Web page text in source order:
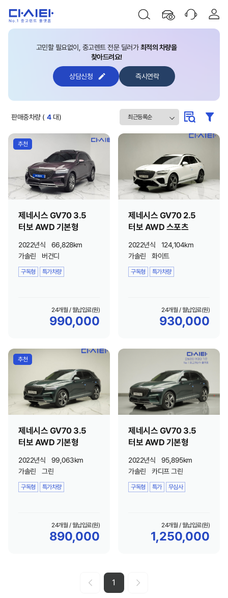
고민할 필요없이, 중고렌트 전문 딜러가최적의 차량을
찾아드려요!
상담신청 즉시연락
판매중차량 ( 4 대)
제네시스 GV70 3.5
터보 AWD 기본형
2022년식
66,828km
가솔린
버건디
추천
구독형 특가차량
24개월 / 월납입료(원)
990,000
제네시스 GV70 2.5
터보 AWD 스포츠
2022년식
124,104km
가솔린
화이트
구독형 특가차량
24개월 / 월납입료(원)
930,000
제네시스 GV70 3.5
터보 AWD 기본형
2022년식
99,063km
가솔린
그린
추천
구독형 특가차량
24개월 / 월납입료(원)
890,000
제네시스 GV70 3.5
터보 AWD 기본형
2022년식
95,895km
가솔린
카디프 그린
구독형 특가 무심사
24개월 / 월납입료(원)
1,250,000
1